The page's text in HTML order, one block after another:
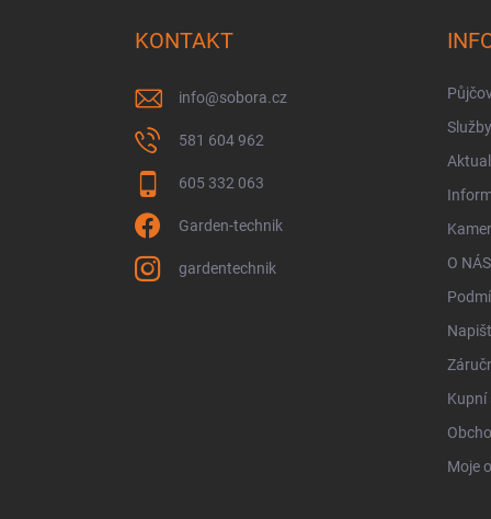
KONTAKT
info@sobora.cz
581 604 962
605 332 063
Garden-technik
gardentechnik
Služby
O NÁS
Kupní
Moje